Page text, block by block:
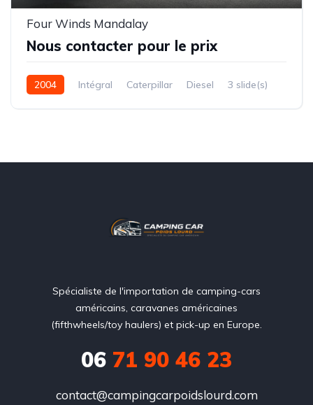
Four Winds Mandalay
Nous contacter pour le prix
2004 Intégral Caterpillar Diesel
3 slide(s)
Spécialiste de l'importation de camping-cars
américains, caravanes américaines
(fifthwheels/toy haulers) et pick-up en Europe.
06 71 90 46 23
contact@campingcarpoidslourd.com